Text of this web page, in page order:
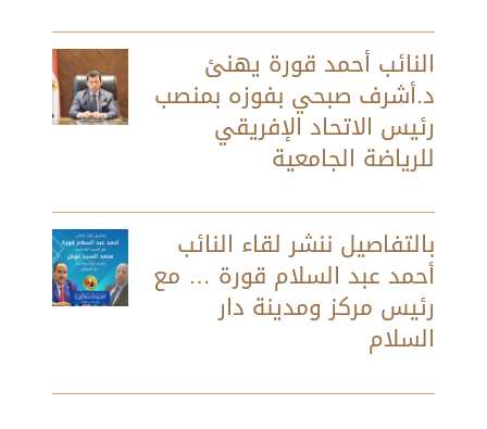
النائب أحمد قورة يهنئ
د.أشرف صبحي بفوزه بمنصب
رئيس الاتحاد الإفريقي
للرياضة الجامعية
بالتفاصيل ننشر لقاء النائب
أحمد عبد السلام قورة … مع
رئيس مركز ومدينة دار
السلام